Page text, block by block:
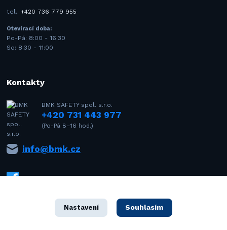
tel.:+420 736 779 955
Otevírací doba:
Po-Pá: 8:00 - 16:30
So: 8:30 - 11:00
Kontakty
BMK SAFETY spol. s.r.o.
+420 731 443 977
(Po-Pá 8–16 hod.)
info@bmk.cz
Nastavení Souhlasím